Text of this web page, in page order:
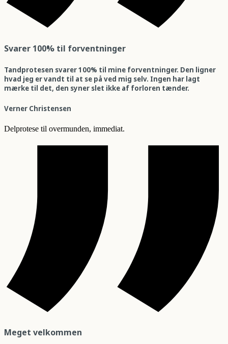
Svarer 100% til forventninger
Tandprotesen svarer 100% til mine forventninger. Den ligner
hvad jeg er vandt til at se på ved mig selv. Ingen har lagt
mærke til det, den syner slet ikke af forloren tænder.
Verner Christensen
Delprotese til overmunden, immediat.
Meget velkommen